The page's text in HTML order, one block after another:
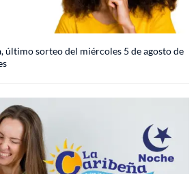
último sorteo del miércoles 5 de agosto de